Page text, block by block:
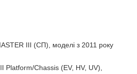
III (СП), моделі з 2011 року
Platform/Chassis (EV, HV, UV),